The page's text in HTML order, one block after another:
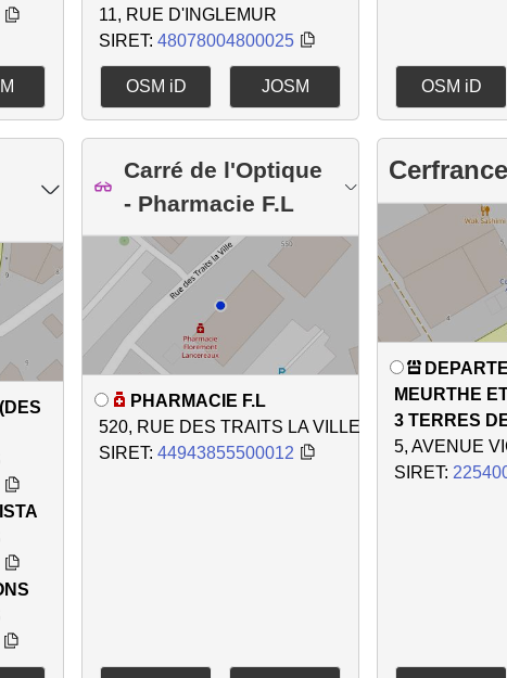
11, RUE D'INGLEMUR
SIRET: 48078004800025
OSM iD JOSM OSM iD
Carré de l'Optique
- Pharmacie F.L
PHARMACIE F.L
520, RUE DES TRAITS LA VILLE
SIRET: 44943855500012
MEURTHE
3 TERRES
5, AVENUE
SIRET: